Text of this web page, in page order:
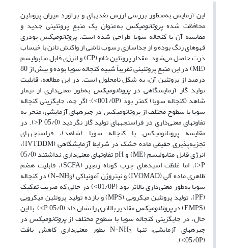
این آزمایش به‌منظور بررسی ارزش تغذیه­ای و برآورد میزان پروتئین
محافظت شدهپروتانومیکس به‌عنوان یک منبع پروتئینی جدید و
مقایسه آن با کنجاله سویا طراحی شده است.پروتانومیکسپودری
قهوه­ای رنگ بوده و از جداسازی رسوب ناشی از واکنش تانن­ با خیساب
ذرت حاصل می‌شود. مقدار پروتئین خام (CP) و انرژی قابل­ متابولیسم
(ME) در این منبع پروتئینی تقریباً شبیه کنجاله سویا بوده و بیش از 80
درصد از پروتئین آن، به شکل نامحلول است. در این مطالعه، قابلیت
تولید گاز آزمایشگاهی درپروتانومیکس به‌طور معنی‌داری از تیمار
شاهد (کنجاله سویا) کمتر بود (001/0P˂)؛ اگر چه، جایگزینی کنجاله
سویا با سطوح مختلف از پروتانومیکس در جیره­های آزمایشی، منجر به
تفاوت­های معنی‌داری در فراسنجه­های تولید گاز نگردید (05/0 P˃). در
مقایسه پروتانومیکس با کنجاله سویا (شاهد)، فراسنجه­های
تجزیه‌پذیری حقیقی ماده خشک در شرایط آزمایشگاهی (IVTDDM)،
انرژی قابل متابولیسم (ME) و pH تفاوت­های معنی‌داری نداشتند (05/0
P˃)، اما غلظت اسیدهای چرب کوتاه زنجیر (SCFA)، قابلیت هضم
ظاهری ماده آلی (IVOMAD) و نیتروژن آمونیاکی (N-NH 3 ) در کنجاله
سویا به‌طور معنی‌داری بالاتر بود (01/0P˂) در حالی که ضریب تفکیک
(PF)، تولید پروتئین میکروبی (MPS) و بازده تولید پروتئین میکروبی
(EMPS) در پروتانومیکس مقادیر بالاتری را نشان داد (05/0 P˂). با این
حال، در جایگزینی کنجاله سویا با سطوح مختلف ازپروتانومیکسدر
جیره­های آزمایشی، تنها N-NH 3 بطور معنی‌داری کاهش یافت
(05/0P˂).